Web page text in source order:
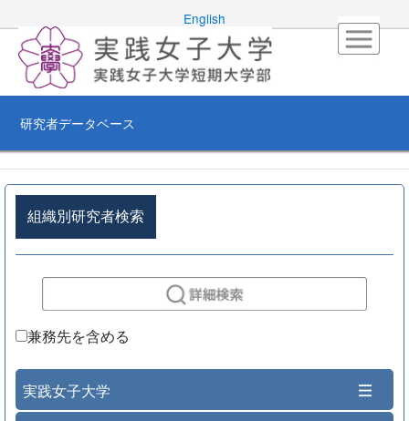
English
研究者データベース
組織別研究者検索
兼務先を含める
実践女子大学